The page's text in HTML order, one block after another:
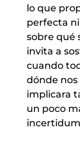
lo que
perfecta
sobre qué
invita a
cuando
dónde nos
implicara
un poco